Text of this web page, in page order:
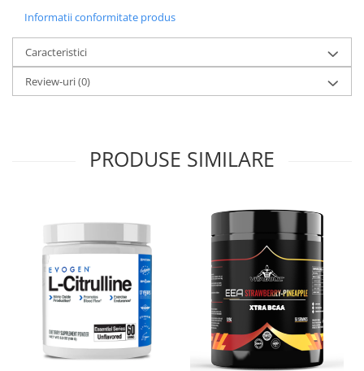
Informatii conformitate produs
Caracteristici
Review-uri(0)
PRODUSE SIMILARE